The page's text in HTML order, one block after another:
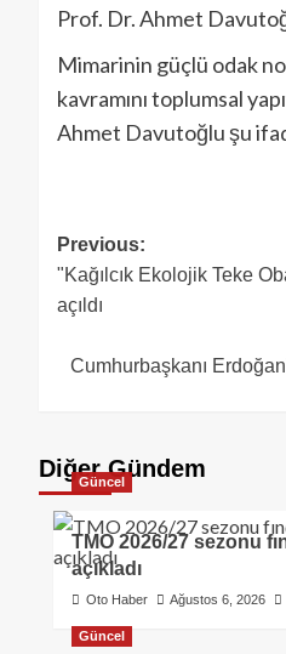
Prof. Dr. Ahmet
Mimarinin güçlü odak
kavramını toplumsal
Ahmet Davutoğlu şu
Previous:
"Kağılcık Ekolojik Teke
açıldı
Cumhurbaşkanı
Diğer Gündem
Güncel
TMO 2026/27 sezonu
açıkladı
Oto Haber Ağustos 6, 2026
Güncel